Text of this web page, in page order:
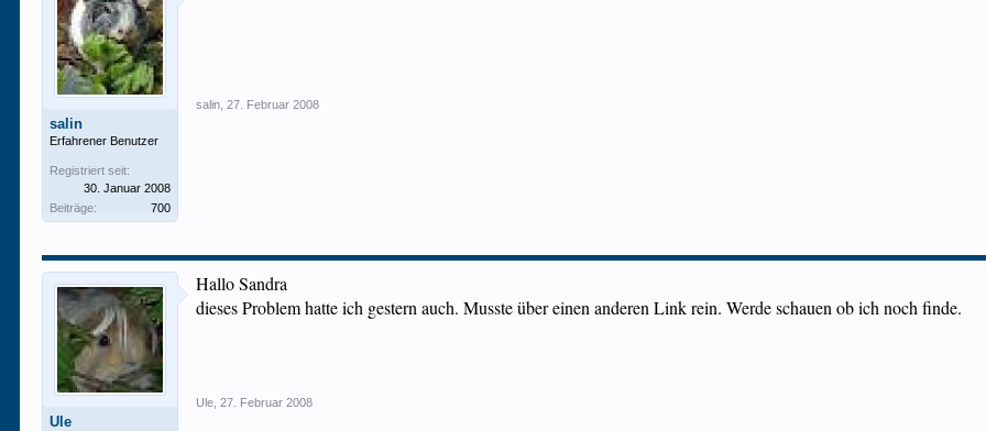
salin
Erfahrener Benutzer
Registriert seit:
30. Januar 2008
Beiträge:
700
salin 27. Februar 2008
Ule
Hallo Sandra
dieses Problem hatte ich gestern auch. Musste über einen anderen Link rein. Werde schauen ob ich noch finde.
Ule 27. Februar 2008